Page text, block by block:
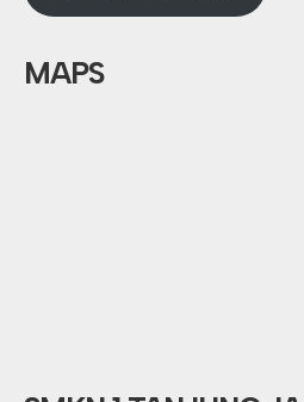
MAPS